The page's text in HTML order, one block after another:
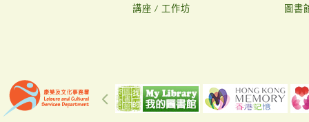
講座 / 工作坊
圖書